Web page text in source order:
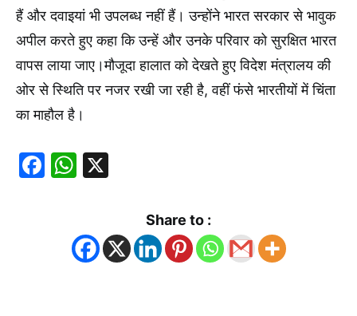
हैं और दवाइयां भी उपलब्ध नहीं हैं। उन्होंने भारत सरकार से भावुक
अपील करते हुए कहा कि उन्हें और उनके परिवार को सुरक्षित भारत
वापस लाया जाए।मौजूदा हालात को देखते हुए विदेश मंत्रालय की
ओर से स्थिति पर नजर रखी जा रही है, वहीं फंसे भारतीयों में चिंता
का माहौल है।
Facebook
WhatsApp
Share to :